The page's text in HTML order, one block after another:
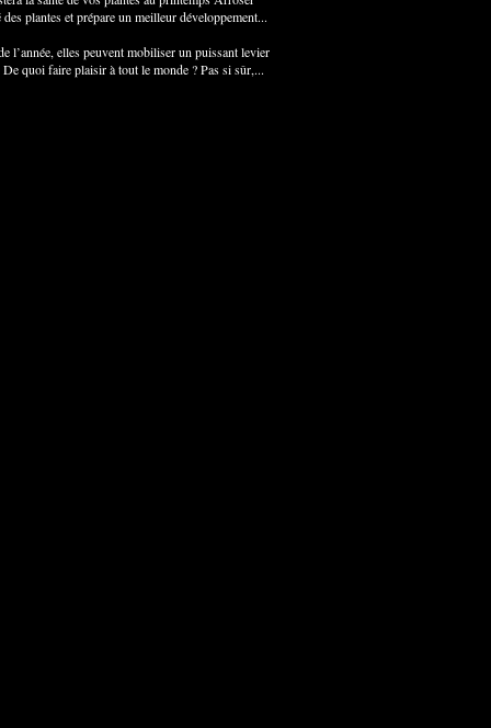
plantes et prépare un meilleur développement...
l’année, elles peuvent mobiliser un puissant levier
quoi faire plaisir à tout le monde ? Pas si sûr,...